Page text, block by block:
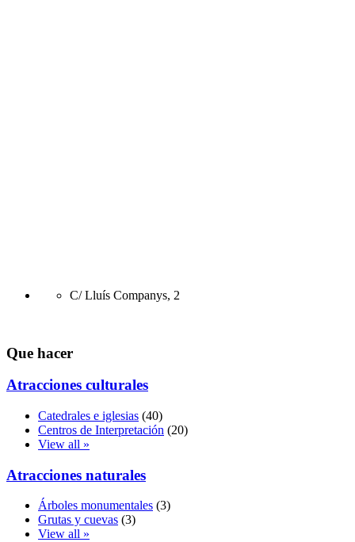
C/ Lluís Companys, 2
Que hacer
Atracciones culturales
Catedrales e iglesias (40)
Centros de Interpretación (20)
View all »
Atracciones naturales
Árboles monumentales (3)
Grutas y cuevas (3)
View all »